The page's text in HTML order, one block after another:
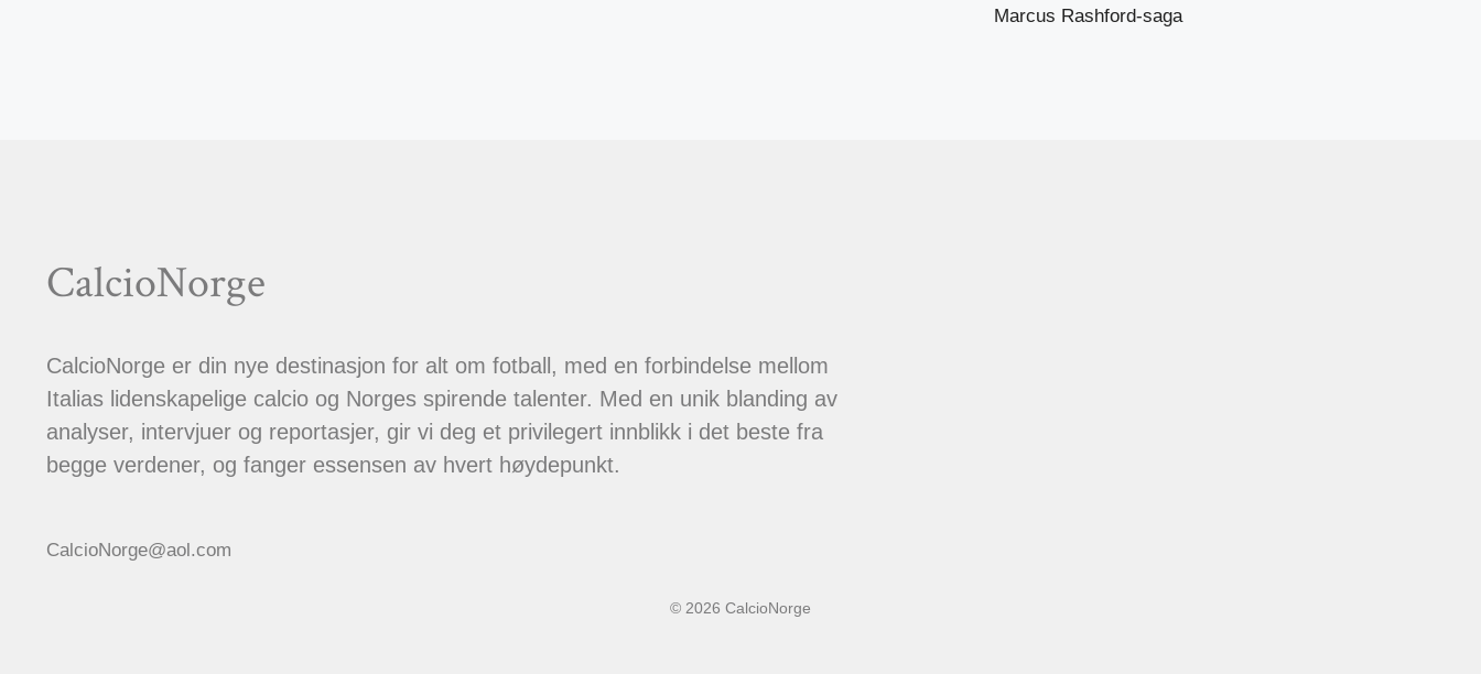
Marcus Rashford-saga
CalcioNorge
CalcioNorge er din nye destinasjon for alt om fotball, med en forbindelse mellom
Italias lidenskapelige calcio og Norges spirende talenter. Med en unik blanding av
analyser, intervjuer og reportasjer, gir vi deg et privilegert innblikk i det beste fra
begge verdener, og fanger essensen av hvert høydepunkt.
CalcioNorge@aol.com
© 2026 CalcioNorge